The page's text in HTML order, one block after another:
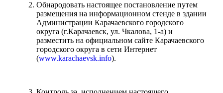
Обнародовать настоящее постановление путем
размещения на информационном стенде в здании
Администрации Карачаевского городского
округа (г.Карачаевск, ул. Чкалова, 1-а) и
разместить на официальном сайте Карачаевского
городского округа в сети Интернет
(www.karachaevsk.info).